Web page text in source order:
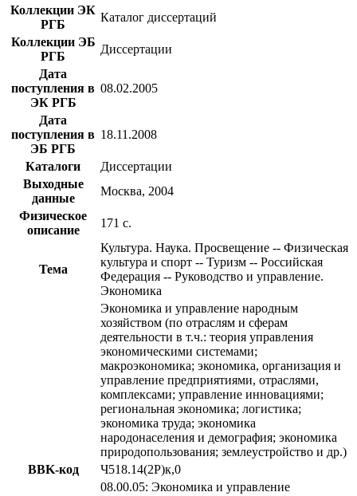
Коллекции ЭК
РГБ
Каталог диссертаций
Коллекции ЭБ
РГБ
Диссертации
Дата
поступления в
ЭК РГБ
08.02.2005
Дата
поступления в
ЭБ РГБ
18.11.2008
Каталоги
Диссертации
Выходные
данные
Москва, 2004
Физическое
описание
171 с.
Тема
Культура. Наука. Просвещение -- Физическая
культура и спорт -- Туризм -- Российская
Федерация -- Руководство и управление.
Экономика
Экономика и управление народным
хозяйством (по отраслям и сферам
деятельности в т.ч.: теория управления
экономическими системами;
макроэкономика; экономика, организация и
управление предприятиями, отраслями,
комплексами; управление инновациями;
региональная экономика; логистика;
экономика труда; экономика
народонаселения и демография; экономика
природопользования; землеустройство и др.)
BBK-код
Ч518.14(2Р)к,0
08.00.05: Экономика и управление